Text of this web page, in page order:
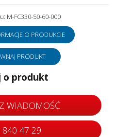
M-FC330-50-60-000
O PRODUKCIE
PRODUKT
o produkt
WIADOMOŚĆ
840 47 29